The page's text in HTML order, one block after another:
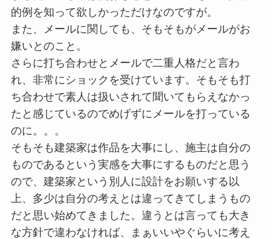
的例を知って欲しかっただけなのですが。
また、メールに関しても、そもそもがメールがお
嫌いとのこと。
さらに打ち合わせとメールで二重人格だと言わ
れ、非常にショックを受けています。そもそも打
ち合わせで素人は扱いされて聞いてもらえなかっ
たと感じているのでめげずにメールを打っている
のに。。。
そもそも建築家は作品を大事にし、施主は自分の
ものであるという実感を大事にするものだと思う
ので、建築家という別人に設計をお願いする以
上、多少は自分の考えとは違ってきてしまうもの
だと思い始めてきました。違うとは言っても大き
な方針で違わなければ、まぁいいやぐらいに考え